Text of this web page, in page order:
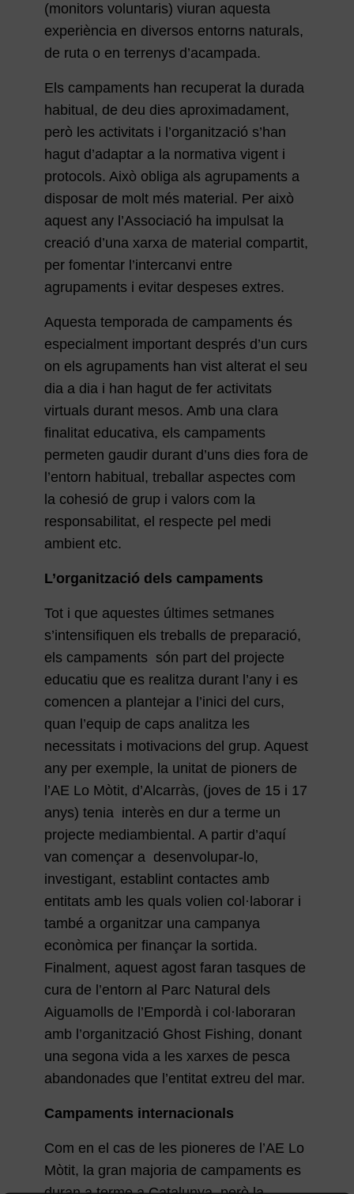
(monitors voluntaris) viuran aquesta
experiència en diversos entorns naturals,
de ruta o en terrenys d’acampada.
Els campaments han recuperat la durada
habitual, de deu dies aproximadament,
però les activitats i l’organització s’han
hagut d’adaptar a la normativa vigent i
protocols. Això obliga als agrupaments a
disposar de molt més material. Per això
aquest any l’Associació ha impulsat la
creació d’una xarxa de material compartit,
per fomentar l’intercanvi entre
agrupaments i evitar despeses extres.
Aquesta temporada de campaments és
especialment important després d’un curs
on els agrupaments han vist alterat el seu
dia a dia i han hagut de fer activitats
virtuals durant mesos. Amb una clara
finalitat educativa, els campaments
permeten gaudir durant d’uns dies fora de
l’entorn habitual, treballar aspectes com
la cohesió de grup i valors com la
responsabilitat, el respecte pel medi
ambient etc.
L’organització dels campaments
Tot i que aquestes últimes setmanes
s’intensifiquen els treballs de preparació,
els campaments són part del projecte
educatiu que es realitza durant l’any i es
comencen a plantejar a l’inici del curs,
quan l’equip de caps analitza les
necessitats i motivacions del grup. Aquest
any per exemple, la unitat de pioners de
l’AE Lo Mòtit, d’Alcarràs, (joves de 15 i 17
anys) tenia interès en dur a terme un
projecte mediambiental. A partir d’aquí
van començar a desenvolupar-lo,
investigant, establint contactes amb
entitats amb les quals volien col·laborar i
també a organitzar una campanya
econòmica per finançar la sortida.
Finalment, aquest agost faran tasques de
cura de l’entorn al Parc Natural dels
Aiguamolls de l’Empordà i col·laboraran
amb l’organització Ghost Fishing, donant
una segona vida a les xarxes de pesca
abandonades que l’entitat extreu del mar.
Campaments internacionals
Com en el cas de les pioneres de l’AE Lo
Mòtit, la gran majoria de campaments es